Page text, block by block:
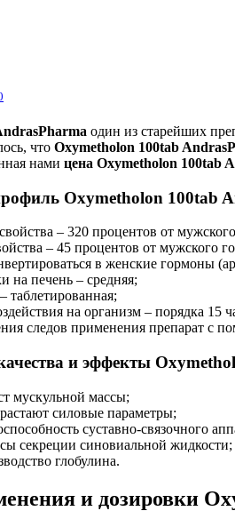
один из старейших
что Oxymetholon 100tab
нами цена Oxymetholon 100tab
Oxymetholon 100tab
– 320 процентов от
– 45 процентов от мужского
в женские гормоны
на печень – средняя;
таблетированная;
на организм – порядка 15
следов применения препарат с
и эффекты
мускульной массы;
силовые параметры;
суставно-связочного
секреции синовиальной жидкости;
глобулина.
и дозировки